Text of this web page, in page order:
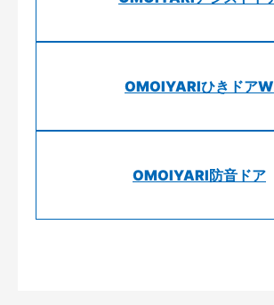
OMOIYARIひきドアW
OMOIYARI防音ドア